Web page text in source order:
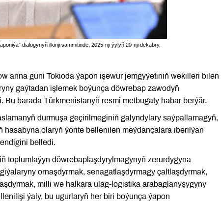
dialogynyň ilkinji sammitinde, 2025-nji ýylyň 20-nji dekabry,
anna güni Tokioda ýapon işewür jemgyýetiniň wekilleri bilen
gaýtadan işlemek boýunça döwrebap zawodyň
barada Türkmenistanyň resmi metbugaty habar berýär.
durmuşa geçirilmeginiň galyndylary saýpallamagyň,
olaryň ýörite bellenilen meýdançalara iberilýän
belledi.
toplumlaýyn döwrebaplaşdyrylmagynyň zerurdygyna
ornaşdyrmak, senagatlaşdyrmagy çaltlaşdyrmak,
milli we halkara ulag-logistika arabaglanyşygyny
ýaly, bu ugurlaryň her biri boýunça ýapon